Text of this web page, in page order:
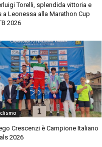
Torelli, splendida vittoria e
a Leonessa alla Marathon Cup
2026
Crescenzi è Campione Italiano
2026